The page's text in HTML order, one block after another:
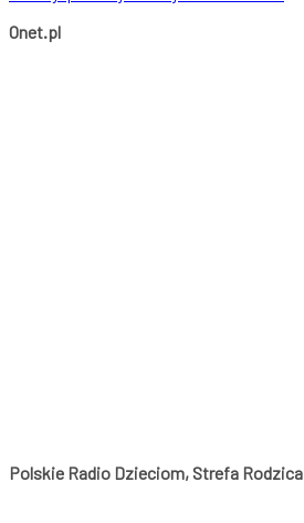
Onet.pl
Polskie Radio Dzieciom, Strefa Rodzica